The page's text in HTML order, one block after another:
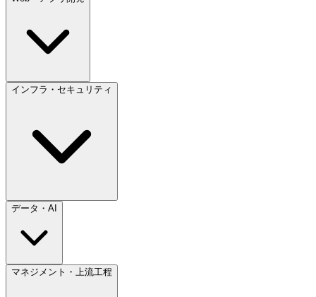
インフラ・セキュリティ
データ・AI
マネジメント・上流工程